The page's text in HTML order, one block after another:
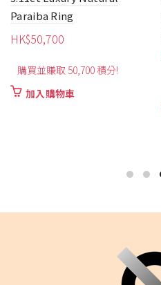
Paraiba Ring
HK$50,700
購買並賺取 50,700 積分!
加入購物車